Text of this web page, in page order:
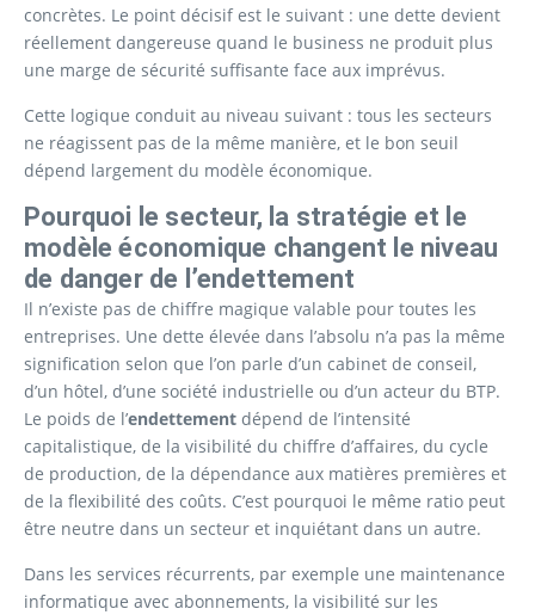
concrètes. Le point décisif est le suivant : une dette devient
réellement dangereuse quand le business ne produit plus
une marge de sécurité suffisante face aux imprévus.
Cette logique conduit au niveau suivant : tous les secteurs
ne réagissent pas de la même manière, et le bon seuil
dépend largement du modèle économique.
Pourquoi le secteur, la stratégie et le
modèle économique changent le niveau
de danger de l’endettement
Il n’existe pas de chiffre magique valable pour toutes les
entreprises. Une dette élevée dans l’absolu n’a pas la même
signification selon que l’on parle d’un cabinet de conseil,
d’un hôtel, d’une société industrielle ou d’un acteur du BTP.
Le poids de l’endettement dépend de l’intensité
capitalistique, de la visibilité du chiffre d’affaires, du cycle
de production, de la dépendance aux matières premières et
de la flexibilité des coûts. C’est pourquoi le même ratio peut
être neutre dans un secteur et inquiétant dans un autre.
Dans les services récurrents, par exemple une maintenance
informatique avec abonnements, la visibilité sur les